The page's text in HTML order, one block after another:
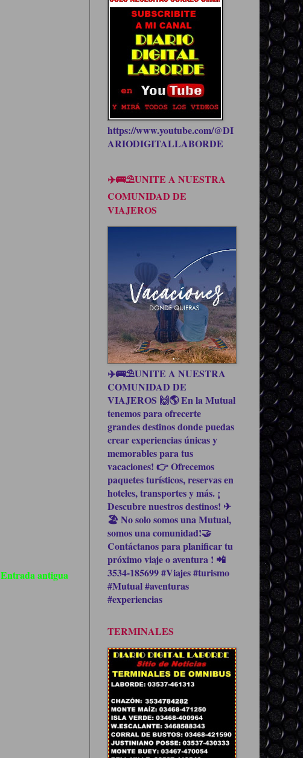
Entrada antigua
https://www.youtube.com/@DI
ARIODIGITALLABORDE
✈️🚌⛱UNITE A NUESTRA
COMUNIDAD DE
VIAJEROS
✈️🚌⛱UNITE A NUESTRA
COMUNIDAD DE
VIAJEROS 🙌🌎 En la Mutual
tenemos para ofrecerte
grandes destinos donde puedas
crear experiencias únicas y
memorables para tus
vacaciones! 👉 Ofrecemos
paquetes turísticos, reservas en
hoteles, transportes y más. ¡
Descubre nuestros destinos! ✈
🏖 No solo somos una Mutual,
somos una comunidad!🤝
Contáctanos para planificar tu
próximo viaje o aventura ! 📲
3534-185699 #Viajes #turismo
#Mutual #aventuras
#experiencias
TERMINALES